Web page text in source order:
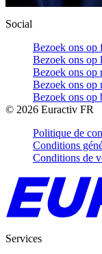
Social
Bezoek ons op
Bezoek ons op
Bezoek ons op
Bezoek ons op
Bezoek ons op
© 2026 Euractiv FR
Politique de
Conditions
Conditions de
Services